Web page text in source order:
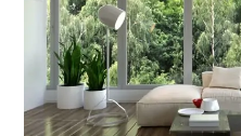
Coaching-
Ideen
Ihr
Zuhause